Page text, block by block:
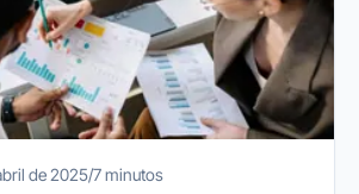
de 2025/7 minutos